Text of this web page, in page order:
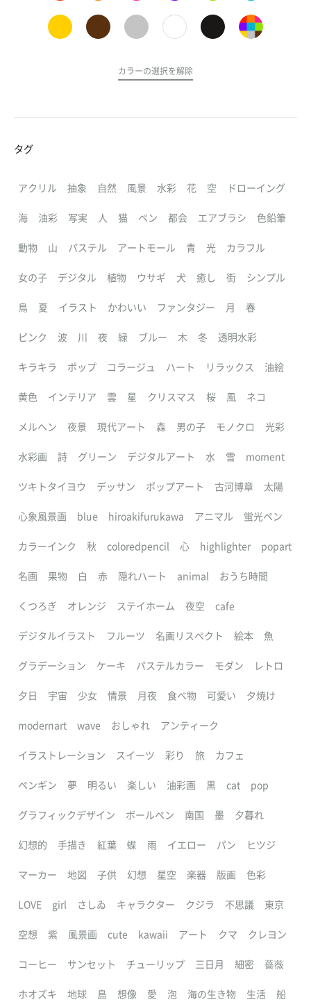
カラーの選択を解除
タグ
アクリル 抽象 自然 風景 水彩 花 空 ドローイング
海 油彩 写実 人 猫 ペン 都会 エアブラシ 色鉛筆
動物 山 パステル アートモール 青 光 カラフル
女の子 デジタル 植物 ウサギ 犬 癒し 街 シンプル
鳥 夏 イラスト かわいい ファンタジー 月 春
ピンク 波 川 夜 緑 ブルー 木 冬 透明水彩
キラキラ ポップ コラージュ ハート リラックス 油絵
黄色 インテリア 雲 星 クリスマス 桜 風 ネコ
メルヘン 夜景 現代アート 森 男の子 モノクロ 光彩
水彩画 詩 グリーン デジタルアート 水 雪 moment
ツキトタイヨウ デッサン ポップアート 古河博章 太陽
心象風景画 blue hiroakifurukawa アニマル 蛍光ペン
カラーインク 秋 coloredpencil 心 highlighter popart
名画 果物 白 赤 隠れハート animal おうち時間
くつろぎ オレンジ ステイホーム 夜空 cafe
デジタルイラスト フルーツ 名画リスペクト 絵本 魚
グラデーション ケーキ パステルカラー モダン レトロ
夕日 宇宙 少女 情景 月夜 食べ物 可愛い 夕焼け
modernart wave おしゃれ アンティーク
イラストレーション スイーツ 彩り 旅 カフェ
ペンギン 夢 明るい 楽しい 油彩画 黒 cat pop
グラフィックデザイン ボールペン 南国 墨 夕暮れ
幻想的 手描き 紅葉 蝶 雨 イエロー パン ヒツジ
マーカー 地図 子供 幻想 星空 楽器 版画 色彩
LOVE girl さしゐ キャラクター クジラ 不思議 東京
空想 紫 風景画 cute kawaii アート クマ クレヨン
コーヒー サンセット チューリップ 三日月 細密 薔薇
ホオズキ 地球 島 想像 愛 泡 海の生き物 生活 船